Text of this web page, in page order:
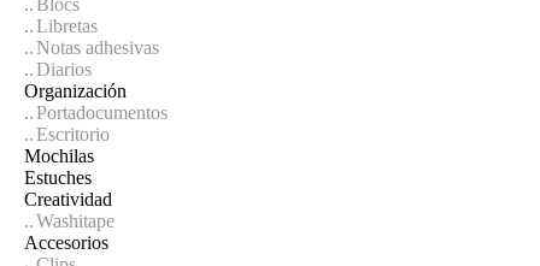
Libretas
Notas adhesivas
Diarios
Organización
Portadocumentos
Escritorio
Mochilas
Estuches
Creatividad
Washitape
Accesorios